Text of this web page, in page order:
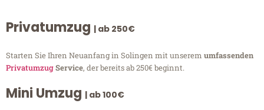
Privatumzug | ab 250€
Starten Sie Ihren Neuanfang in Solingen mit unserem umfassenden
PrivatumzugService, der bereits ab 250€ beginnt.
Mini Umzug | ab 100€